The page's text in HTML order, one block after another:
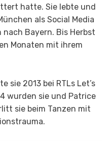
hatte. Sie lebte und
als Social Media
nach Bayern. Bis Herbst
Monaten mit ihrem
sie 2013 bei RTLs Let’s
wurden sie und Patrice
sie beim Tanzen mit